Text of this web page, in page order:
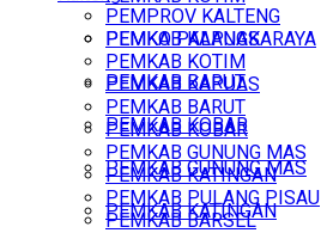
PEMKAB KAPUAS
PEMKAB BARUT
PEMKAB KOBAR
PEMKAB GUNUNG MAS
PEMKAB KATINGAN
PEMPROV KALTENG
PEMKO PALANGKARAYA
PEMKAB KOTIM
PEMKAB KAPUAS
PEMKAB BARUT
PEMKAB KOBAR
PEMKAB GUNUNG MAS
PEMKAB KATINGAN
PEMKAB PULANG PISAU
PEMKAB BARSEL